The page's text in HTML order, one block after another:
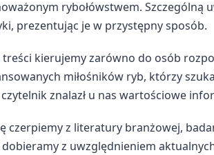
rybołówstwem. Szczególną
prezentując je w przystępny sposób.
treści kierujemy zarówno do osób
miłośników ryb, którzy
znalazł u nas wartościowe
czerpiemy z literatury branżowej,
z uwzględnieniem